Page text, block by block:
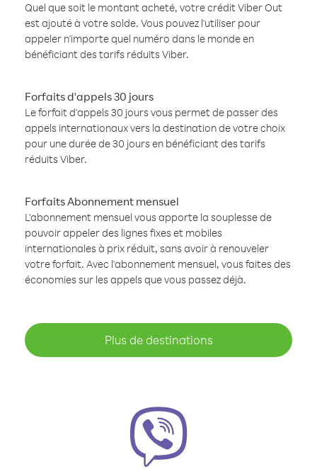
Quel que soit le montant acheté, votre crédit Viber Out
est ajouté à votre solde. Vous pouvez l'utiliser pour
appeler n'importe quel numéro dans le monde en
bénéficiant des tarifs réduits Viber.
Forfaits d'appels 30 jours
Le forfait d'appels 30 jours vous permet de passer des
appels internationaux vers la destination de votre choix
pour une durée de 30 jours en bénéficiant des tarifs
réduits Viber.
Forfaits Abonnement mensuel
L'abonnement mensuel vous apporte la souplesse de
pouvoir appeler des lignes fixes et mobiles
internationales à prix réduit, sans avoir à renouveler
votre forfait. Avec l'abonnement mensuel, vous faites des
économies sur les appels que vous passez déjà.
Plus de destinations